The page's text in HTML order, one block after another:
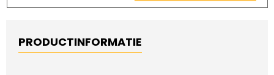
PRODUCTINFORMATIE